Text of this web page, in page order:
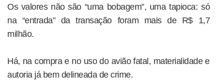
Os valores não são “uma bobagem”, uma tapioca: só
na “entrada” da transação foram mais de R$ 1,7
milhão.
Há, na compra e no uso do avião fatal, materialidade e
autoria já bem delineada de crime.